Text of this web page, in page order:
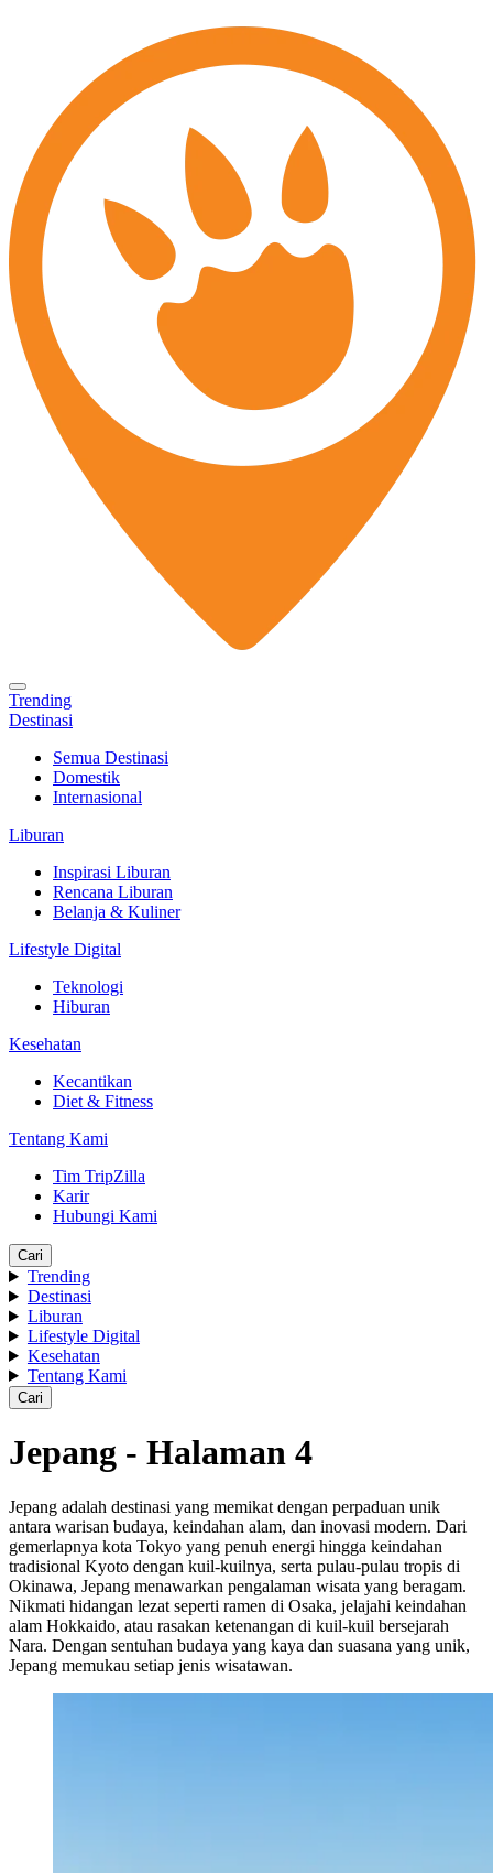
Trending
Destinasi
Semua Destinasi
Domestik
Internasional
Liburan
Inspirasi Liburan
Rencana Liburan
Belanja & Kuliner
Lifestyle Digital
Teknologi
Hiburan
Kesehatan
Kecantikan
Diet & Fitness
Tentang Kami
Tim TripZilla
Karir
Hubungi Kami
Cari
Trending
Destinasi
Liburan
Lifestyle Digital
Kesehatan
Tentang Kami
Cari
Jepang - Halaman 4
Jepang adalah destinasi yang memikat dengan perpaduan unik
antara warisan budaya, keindahan alam, dan inovasi modern. Dari
gemerlapnya kota Tokyo yang penuh energi hingga keindahan
tradisional Kyoto dengan kuil-kuilnya, serta pulau-pulau tropis di
Okinawa, Jepang menawarkan pengalaman wisata yang beragam.
Nikmati hidangan lezat seperti ramen di Osaka, jelajahi keindahan
alam Hokkaido, atau rasakan ketenangan di kuil-kuil bersejarah
Nara. Dengan sentuhan budaya yang kaya dan suasana yang unik,
Jepang memukau setiap jenis wisatawan.